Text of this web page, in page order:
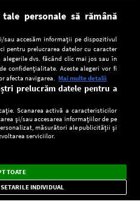
CONFIDENŢIALITATE
alerte
×
personale să rămână
sau accesăm informații pe dispozitivul
pentru prelucrarea datelor cu caracter
dvs. făcând clic mai jos sau în
confidențialitate. Aceste alegeri vor fi
afecta navigarea. Mai multe detalii
prelucrăm datele pentru a
Scanarea activă a caracteristicilor
și/sau accesarea informațiilor de pe
măsurători ale publicității și
serviciilor.
TOATE
INDIVIDUAL